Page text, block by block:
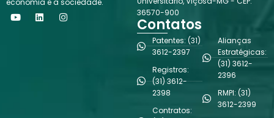
economia e a sociedade.
Y
o
L
i
I
n
36570-900
Contatos
Patentes: (31)
3612-2397
Registros:
(31) 3612-
2398
Contratos:
Alianças
Estratégicas:
(31) 3612-
2396
RMPI: (31)
3612-2399